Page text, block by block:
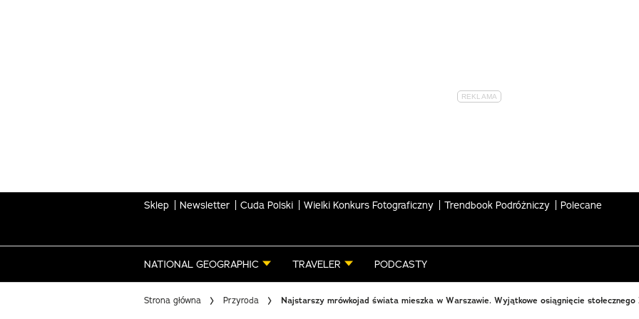
Sklep Newsletter Cuda Polski Wielki Konkurs Fotograficzny Trendbook Podróżniczy Polecane
NATIONAL GEOGRAPHIC TRAVELER PODCASTY
Strona główna Przyroda Najstarszy mrówkojad świata mieszka w Warszawie. Wyjątkowe osiągnięcie stołecznego